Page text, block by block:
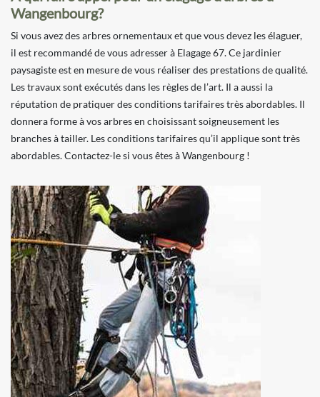
Wangenbourg?
Si vous avez des arbres ornementaux et que vous devez les élaguer,
il est recommandé de vous adresser à Elagage 67. Ce jardinier
paysagiste est en mesure de vous réaliser des prestations de qualité.
Les travaux sont exécutés dans les règles de l’art. Il a aussi la
réputation de pratiquer des conditions tarifaires très abordables. Il
donnera forme à vos arbres en choisissant soigneusement les
branches à tailler. Les conditions tarifaires qu’il applique sont très
abordables. Contactez-le si vous êtes à Wangenbourg !